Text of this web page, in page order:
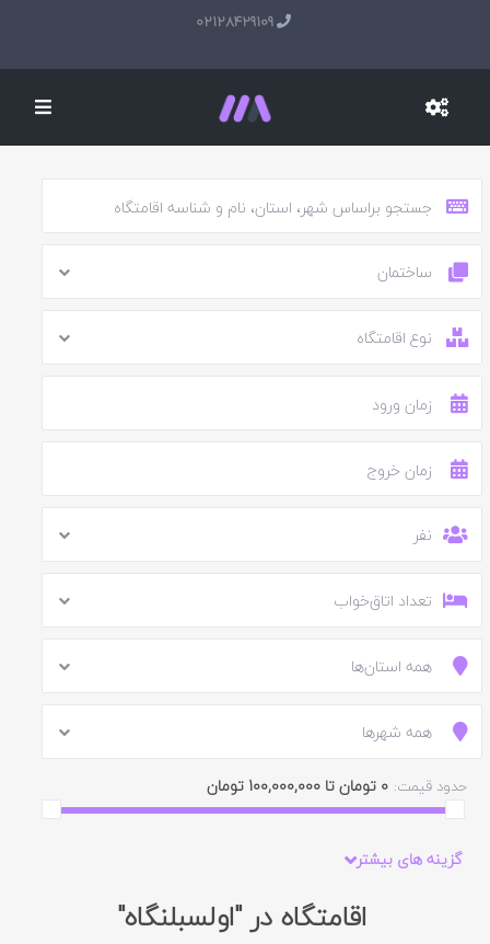
02128429109
ساختمان
نوع اقامتگاه
نفر
تعداد اتاق‌خواب
همه استان‌ها
همه شهرها
حدود قیمت: 0 تومان تا 100,000,000 تومان
گزینه های بیشتر
اقامتگاه در "اولسبلنگاه"